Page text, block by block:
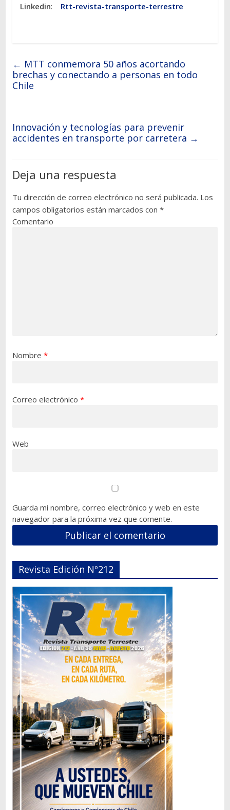
Linkedin: Rtt-revista-transporte-terrestre
← MTT conmemora 50 años acortando
brechas y conectando a personas en todo
Chile
Innovación y tecnologías para prevenir
accidentes en transporte por carretera →
Deja una respuesta
Tu dirección de correo electrónico no será publicada. Los
campos obligatorios están marcados con *
Comentario
Nombre *
Correo electrónico *
Web
Guarda mi nombre, correo electrónico y web en este
navegador para la próxima vez que comente.
Revista Edición Nº212